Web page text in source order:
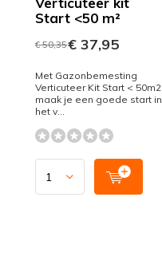
Start <50 m²
€ 50,35€ 37,95
Met Gazonbemesting
Verticuteer Kit Start < 50m2
maak je een goede start in
het v...